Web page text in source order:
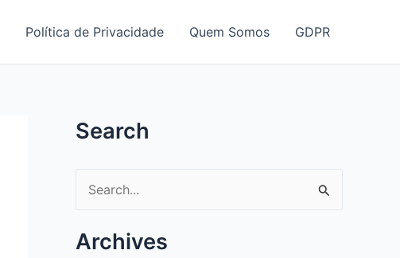
Política de Privacidade Quem Somos GDPR
Search
e
s
Archives